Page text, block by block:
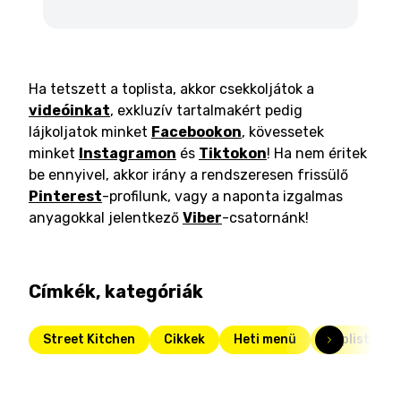
Ha tetszett a toplista, akkor csekkoljátok a
videóinkat, exkluzív tartalmakért pedig
lájkoljatok minket Facebookon, kövessetek
minket Instagramon és Tiktokon! Ha nem éritek
be ennyivel, akkor irány a rendszeresen frissülő
Pinterest-profilunk, vagy a naponta izgalmas
anyagokkal jelentkező Viber-csatornánk!
Címkék, kategóriák
Street Kitchen Cikkek Heti menü Toplista